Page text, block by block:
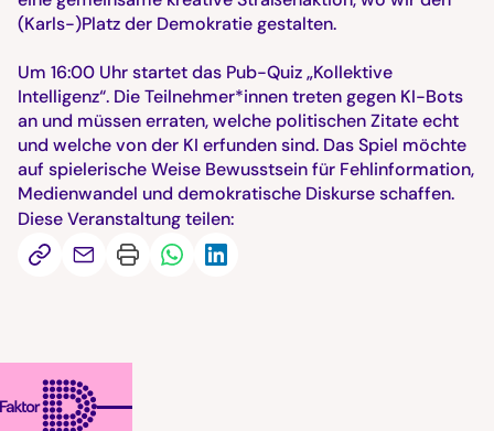
(Karls-)Platz der Demokratie gestalten.
Um 16:00 Uhr startet das Pub-Quiz „Kollektive
Intelligenz“. Die Teilnehmer*innen treten gegen KI-Bots
an und müssen erraten, welche politischen Zitate echt
und welche von der KI erfunden sind. Das Spiel möchte
auf spielerische Weise Bewusstsein für Fehlinformation,
Medienwandel und demokratische Diskurse schaffen.
Diese Veranstaltung teilen: